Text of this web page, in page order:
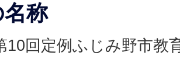
称
10回定例ふじみ野市教